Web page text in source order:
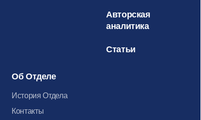
Авторская
аналитика
Статьи
Об Отделе
История Отдела
Контакты